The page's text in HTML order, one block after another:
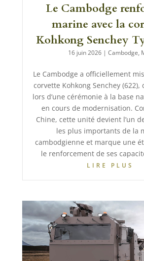
Le Cambodge
marine avec la
Kohkong Senchey
16 juin 2026 |Cambodge,
Le Cambodge a officiellement
corvette Kohkong Senchey (622),
lors d’une cérémonie à la base
en cours de modernisation.
Chine, cette unité devient l’un
les plus importants de la
cambodgienne et marque une
le renforcement de ses
LIRE PLUS